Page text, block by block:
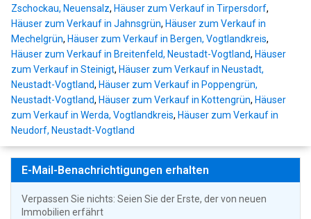
Zschockau, Neuensalz, Häuser zum Verkauf in Tirpersdorf,
Häuser zum Verkauf in Jahnsgrün, Häuser zum Verkauf in
Mechelgrün, Häuser zum Verkauf in Bergen, Vogtlandkreis,
Häuser zum Verkauf in Breitenfeld, Neustadt-Vogtland, Häuser
zum Verkauf in Steinigt, Häuser zum Verkauf in Neustadt,
Neustadt-Vogtland, Häuser zum Verkauf in Poppengrün,
Neustadt-Vogtland, Häuser zum Verkauf in Kottengrün, Häuser
zum Verkauf in Werda, Vogtlandkreis, Häuser zum Verkauf in
Neudorf, Neustadt-Vogtland
E-Mail-Benachrichtigungen erhalten
Verpassen Sie nichts: Seien Sie der Erste, der von neuen
Immobilien erfährt